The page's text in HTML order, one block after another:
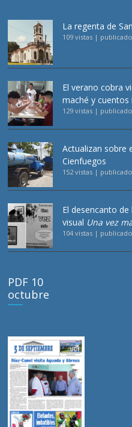
La regenta de
109 vistas |
El verano cobra
maché y cuentos
129 vistas |
Actualizan sobre
Cienfuegos
152 vistas |
El desencanto
visual Una vez
104 vistas |
PDF 10
octubre